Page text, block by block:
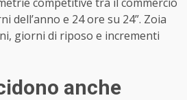
e 24 ore su 24”. Zoia
giorni di riposo e incrementi
anche